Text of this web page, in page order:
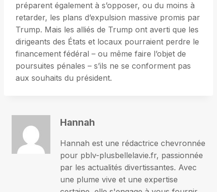
préparent également à s’opposer, ou du moins à
retarder, les plans d’expulsion massive promis par
Trump. Mais les alliés de Trump ont averti que les
dirigeants des États et locaux pourraient perdre le
financement fédéral – ou même faire l’objet de
poursuites pénales – s’ils ne se conforment pas
aux souhaits du président.
Hannah
Hannah est une rédactrice chevronnée
pour pblv-plusbellelavie.fr, passionnée
par les actualités divertissantes. Avec
une plume vive et une expertise